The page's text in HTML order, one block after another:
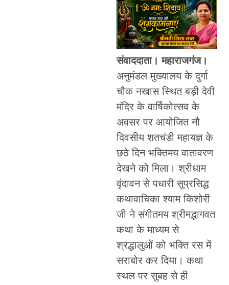
संवाददाता। महाराजगंज।
अनुमंडल मुख्यालय के दुर्गा
चौक नखास स्थित बड़ी देवी
मंदिर के वार्षिकोत्सव के
अवसर पर आयोजित नौ
दिवसीय शतचंडी महायज्ञ के
छठे दिन भक्तिमय वातावरण
देखने को मिला। श्रीधाम
वृंदावन से पधारी सुप्रसिद्ध
कथावाचिका श्याम किशोरी
जी ने संगीतमय श्रीमद्भागवत
कथा के माध्यम से
श्रद्धालुओं को भक्ति रस में
सराबोर कर दिया। कथा
स्थल पर सुबह से ही